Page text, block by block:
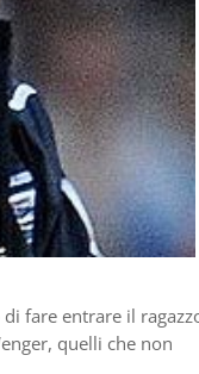
fare entrare il
quelli che non